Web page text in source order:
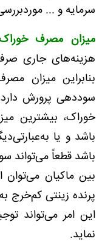
سرمایه و ...
میزان مصرف
هزینه‌های جاری صرف
بنابراین میزان
سوددهی پرورش
خوراک، بیشترین
باشد و یا
باشد قطعاً می‌تواند
بین ماکیان می‌توان
پرنده زینتی
این امر می‌تواند
نماید.